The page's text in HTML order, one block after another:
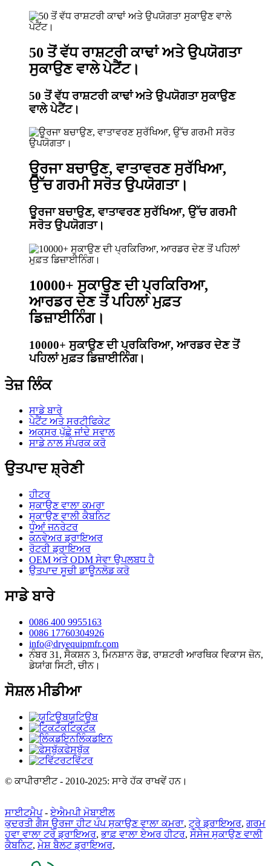
50 ਤੋਂ ਵੱਧ ਰਾਸ਼ਟਰੀ ਕਾਢਾਂ ਅਤੇ ਉਪਯੋਗਤਾ
ਸੁਕਾਉਣ ਵਾਲੇ ਪੇਟੈਂਟ।
50 ਤੋਂ ਵੱਧ ਰਾਸ਼ਟਰੀ ਕਾਢਾਂ ਅਤੇ ਉਪਯੋਗਤਾ ਸੁਕਾਉਣ
ਵਾਲੇ ਪੇਟੈਂਟ।
ਊਰਜਾ ਬਚਾਉਣ, ਵਾਤਾਵਰਣ ਸੁਰੱਖਿਆ,
ਉੱਚ ਗਰਮੀ ਸਰੋਤ ਉਪਯੋਗਤਾ।
ਊਰਜਾ ਬਚਾਉਣ, ਵਾਤਾਵਰਣ ਸੁਰੱਖਿਆ, ਉੱਚ ਗਰਮੀ
ਸਰੋਤ ਉਪਯੋਗਤਾ।
10000+ ਸੁਕਾਉਣ ਦੀ ਪ੍ਰਕਿਰਿਆ,
ਆਰਡਰ ਦੇਣ ਤੋਂ ਪਹਿਲਾਂ ਮੁਫ਼ਤ
ਡਿਜ਼ਾਈਨਿੰਗ।
10000+ ਸੁਕਾਉਣ ਦੀ ਪ੍ਰਕਿਰਿਆ, ਆਰਡਰ ਦੇਣ ਤੋਂ
ਪਹਿਲਾਂ ਮੁਫ਼ਤ ਡਿਜ਼ਾਈਨਿੰਗ।
ਤੇਜ਼ ਲਿੰਕ
ਸਾਡੇ ਬਾਰੇ
ਪੇਟੈਂਟ ਅਤੇ ਸਰਟੀਫਿਕੇਟ
ਅਕਸਰ ਪੁੱਛੇ ਜਾਂਦੇ ਸਵਾਲ
ਸਾਡੇ ਨਾਲ ਸੰਪਰਕ ਕਰੋ
ਉਤਪਾਦ ਸ਼੍ਰੇਣੀ
ਹੀਟਰ
ਸੁਕਾਉਣ ਵਾਲਾ ਕਮਰਾ
ਸੁਕਾਉਣ ਵਾਲੀ ਕੈਬਨਿਟ
ਧੂੰਆਂ ਜਨਰੇਟਰ
ਕਨਵੇਅਰ ਡ੍ਰਾਇਅਰ
ਰੋਟਰੀ ਡ੍ਰਾਇਅਰ
OEM ਅਤੇ ODM ਸੇਵਾ ਉਪਲਬਧ ਹੈ
ਉਤਪਾਦ ਸੂਚੀ ਡਾਊਨਲੋਡ ਕਰੋ
ਸਾਡੇ ਬਾਰੇ
0086 400 9955163
0086 17760304926
info@dryequipmfr.com
ਨੰਬਰ 31, ਸੈਕਸ਼ਨ 3, ਮਿਨਸ਼ਾਨ ਰੋਡ, ਰਾਸ਼ਟਰੀ ਆਰਥਿਕ ਵਿਕਾਸ ਜ਼ੋਨ,
ਡੇਯਾਂਗ ਸਿਟੀ, ਚੀਨ।
ਸੋਸ਼ਲ ਮੀਡੀਆ
ਯੂਟਿਊਬ
ਟਿਕਟੋਕ
ਲਿੰਕਡਇਨ
ਫੇਸਬੁੱਕ
ਟਵਿੱਟਰ
© ਕਾਪੀਰਾਈਟ - 2010-2025: ਸਾਰੇ ਹੱਕ ਰਾਖਵੇਂ ਹਨ।
ਸਾਈਟਮੈਪ-ਏਐਮਪੀ ਮੋਬਾਈਲ
ਕੁਦਰਤੀ ਗੈਸ ਊਰਜਾ ਹੀਟ ਪੰਪ ਸੁਕਾਉਣ ਵਾਲਾ ਕਮਰਾ, ਟ੍ਰੇ ਡ੍ਰਾਇਅਰ, ਗਰਮ
ਹਵਾ ਵਾਲਾ ਟਰੇ ਡ੍ਰਾਇਅਰ,ਭਾਫ਼ ਵਾਲਾ ਏਅਰ ਹੀਟਰ, ਸੌਸੇਜ ਸੁਕਾਉਣ ਵਾਲੀ
ਕੈਬਨਿਟ, ਮੇਸ਼ ਬੈਲਟ ਡ੍ਰਾਇਅਰ,